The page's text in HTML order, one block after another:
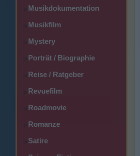
>Musikdokumentation
>Musikfilm
>Mystery
>Porträt / Biographie
>Reise / Ratgeber
>Revuefilm
>Roadmovie
>Romanze
>Satire